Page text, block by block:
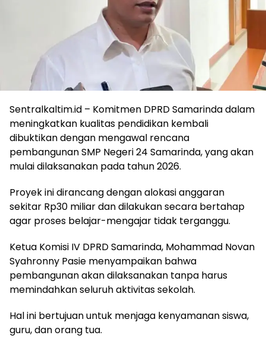
Sentralkaltim.id – Komitmen DPRD Samarinda dalam
meningkatkan kualitas pendidikan kembali
dibuktikan dengan mengawal rencana
pembangunan SMP Negeri 24 Samarinda, yang akan
mulai dilaksanakan pada tahun 2026.
Proyek ini dirancang dengan alokasi anggaran
sekitar Rp30 miliar dan dilakukan secara bertahap
agar proses belajar-mengajar tidak terganggu.
Ketua Komisi IV DPRD Samarinda, Mohammad Novan
Syahronny Pasie menyampaikan bahwa
pembangunan akan dilaksanakan tanpa harus
memindahkan seluruh aktivitas sekolah.
Hal ini bertujuan untuk menjaga kenyamanan siswa,
guru, dan orang tua.